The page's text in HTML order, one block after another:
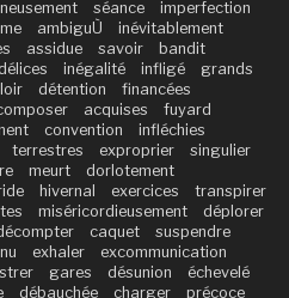
séance
imperfection
ambiguÙ
inévitablement
assidue savoir
bandit
délices inégalité infligé
grands
détention
financées
acquises
fuyard
convention
infléchies
terrestres exproprier
singulier
meurt
dorlotement
hivernal exercices
transpirer
miséricordieusement
déplorer
caquet
suspendre
exhaler
excommunication
gares désunion
échevelé
débauchée charger
précoce